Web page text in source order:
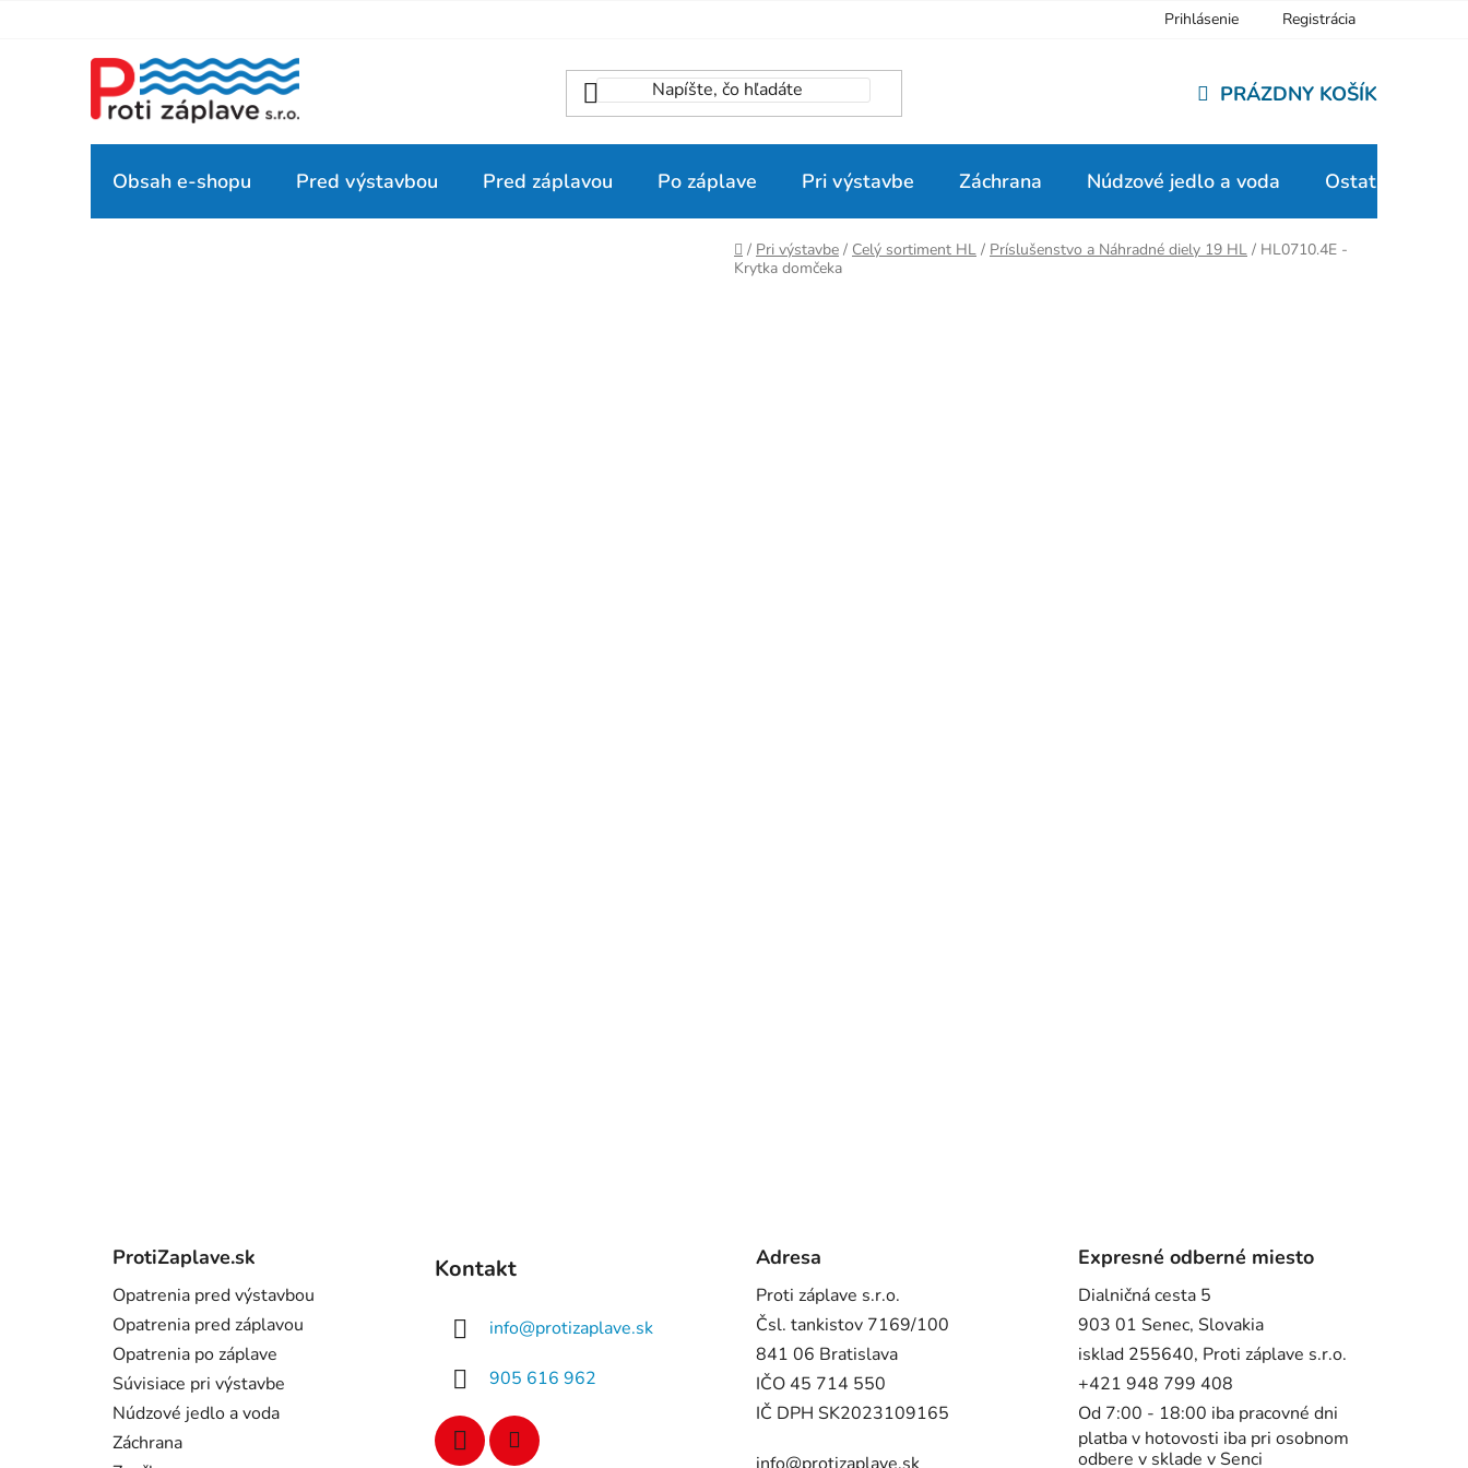
Prihlásenie Registrácia
KOŠÍK
PRÁZDNY KOŠÍK
Obsah e-shopu Pred výstavbou Pred záplavou Po záplave Pri výstavbe Záchrana Núdzové jedlo a voda Ostatné
Domov
/ Pri výstavbe / Celý sortiment HL / Príslušenstvo a Náhradné diely 19 HL / HL0710.4E -
Krytka domčeka
ProtiZaplave.sk
Opatrenia pred výstavbou
Opatrenia pred záplavou
Opatrenia po záplave
Súvisiace pri výstavbe
Núdzové jedlo a voda
Záchrana
Kontakt
info@protizaplave.sk
905 616 962
Adresa
Proti záplave s.r.o.
Čsl. tankistov 7169/100
841 06 Bratislava
IČO 45 714 550
IČ DPH SK2023109165
Expresné odberné miesto
Dialničná cesta 5
903 01 Senec, Slovakia
isklad 255640, Proti záplave s.r.o.
+421 948 799 408
Od 7:00 - 18:00 iba pracovné dni
platba v hotovosti iba pri osobnom
odbere v sklade v Senci